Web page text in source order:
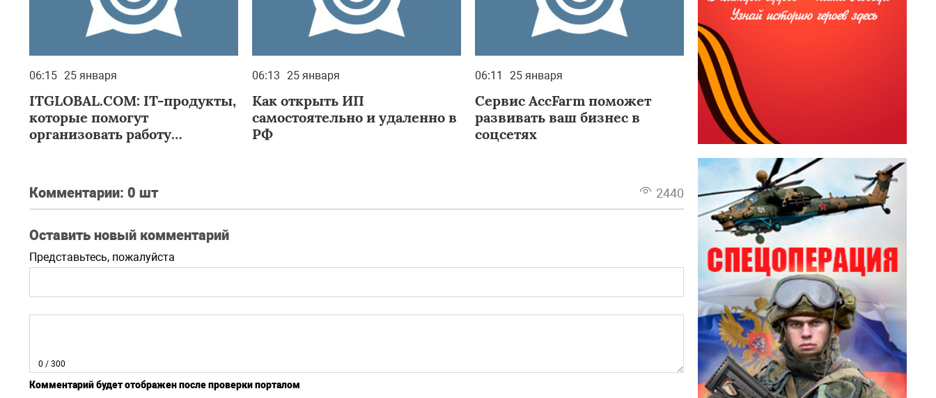
06:15 25 января
ITGLOBAL.COM: IT-продукты,
которые помогут
организовать работу
06:13 25 января
Как открыть ИП
самостоятельно и удаленно в
РФ
06:11 25 января
Сервис AccFarm поможет
развивать ваш бизнес в
соцсетях
Комментарии: 0 шт 2440
Оставить новый комментарий
Представьтесь, пожалуйста
0 / 300
Комментарий будет отображен после проверки порталом